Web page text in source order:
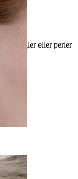
kugler eller perler